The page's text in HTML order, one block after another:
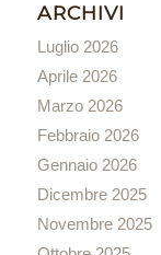
ARCHIVI
Luglio 2026
Aprile 2026
Marzo 2026
Febbraio 2026
Gennaio 2026
Dicembre 2025
Novembre 2025